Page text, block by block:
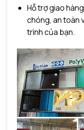
Hỗ trợ giao
chóng, an toàn
trình của bạn.